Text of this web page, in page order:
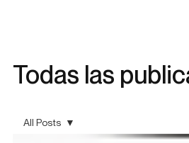
Todas las
All Posts